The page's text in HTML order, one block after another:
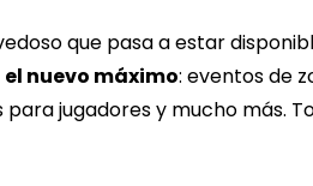
que pasa a estar
el nuevo máximo: eventos de
jugadores y mucho más.